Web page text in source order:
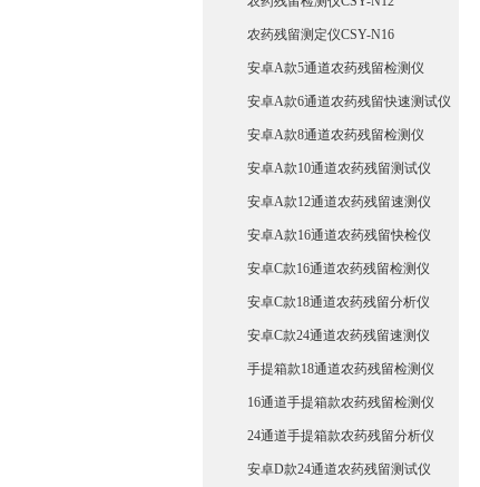
农药残留测定仪CSY-N16
安卓A款5通道农药残留检测仪
安卓A款6通道农药残留快速测试仪
安卓A款8通道农药残留检测仪
安卓A款10通道农药残留测试仪
安卓A款12通道农药残留速测仪
安卓A款16通道农药残留快检仪
安卓C款16通道农药残留检测仪
安卓C款18通道农药残留分析仪
安卓C款24通道农药残留速测仪
手提箱款18通道农药残留检测仪
16通道手提箱款农药残留检测仪
24通道手提箱款农药残留分析仪
安卓D款24通道农药残留测试仪